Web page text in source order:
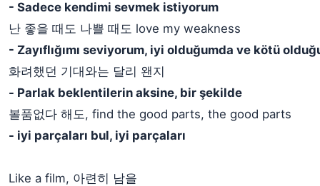
- Sadece kendimi sevmek istiyorum
난 좋을 때도 나쁠 때도 love my weakness
- Zayıflığımı seviyorum, iyi olduğumda ve kötü
화려했던 기대와는 달리 왠지
- Parlak beklentilerin aksine, bir şekilde
볼품없다 해도, find the good parts, the good parts
- iyi parçaları bul, iyi parçaları
Like a film, 아련히 남을